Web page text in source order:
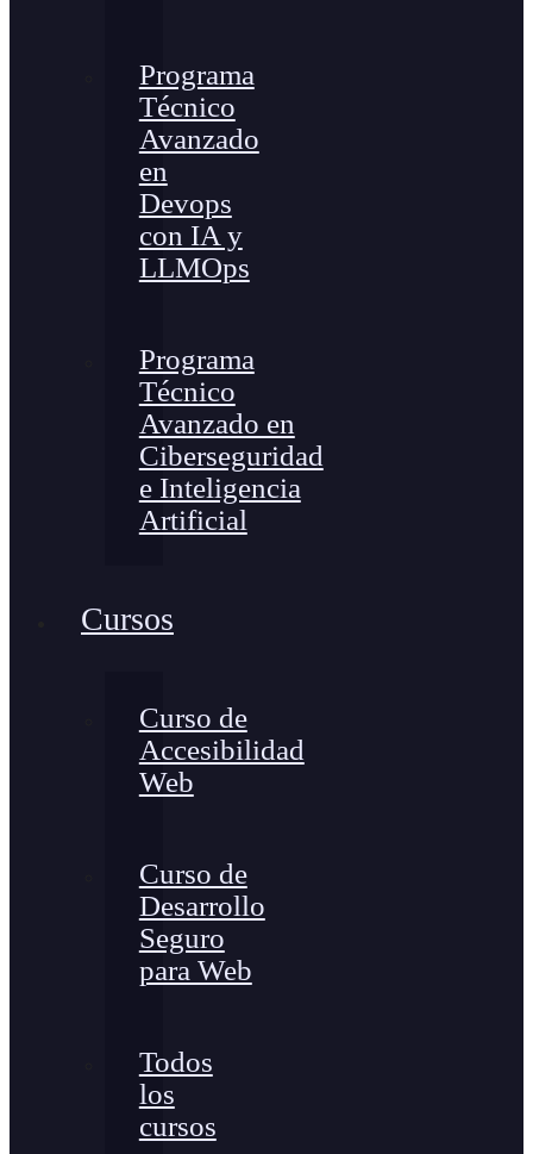
Programa
Técnico
Avanzado
en
Devops
con IA y
LLMOps
Programa
Técnico
Avanzado en
Ciberseguridad
e Inteligencia
Artificial
Cursos
Curso de
Accesibilidad
Web
Curso de
Desarrollo
Seguro
para Web
Todos
los
cursos